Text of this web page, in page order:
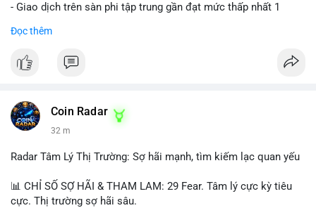
- Giao dịch trên sàn phi tập trung gần đạt mức thấp nhất 1
#vlikevn #titanbot
Đọc thêm
Coin Radar
32 m
Radar Tâm Lý Thị Trường: Sợ hãi mạnh, tìm kiếm lạc quan yếu
📊 CHỈ SỐ SỢ HÃI & THAM LAM: 29 Fear. Tâm lý cực kỳ tiêu
cực. Thị trường sợ hãi sâu.